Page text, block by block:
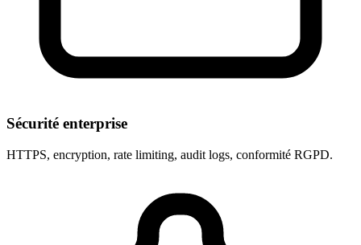
Sécurité enterprise
HTTPS, encryption, rate limiting, audit logs, conformité RGPD.